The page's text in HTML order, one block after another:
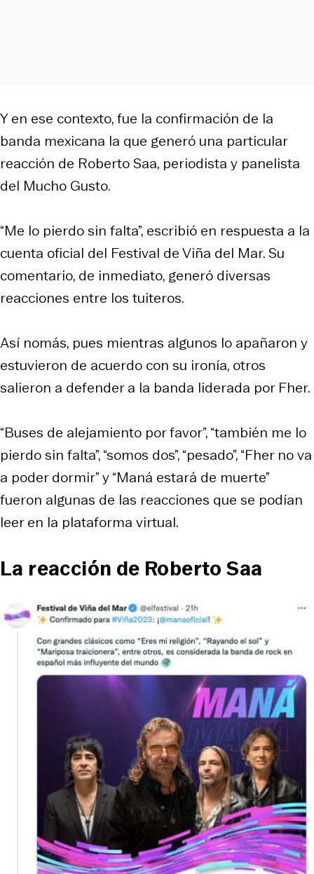
Y en ese contexto, fue la confirmación de la
banda mexicana la que generó una particular
reacción de Roberto Saa, periodista y panelista
del Mucho Gusto.
“Me lo pierdo sin falta”, escribió en respuesta a la
cuenta oficial del Festival de Viña del Mar. Su
comentario, de inmediato, generó diversas
reacciones entre los tuiteros.
Así nomás, pues mientras algunos lo apañaron y
estuvieron de acuerdo con su ironía, otros
salieron a defender a la banda liderada por Fher.
“Buses de alejamiento por favor”, “también me lo
pierdo sin falta”, “somos dos”, “pesado”, “Fher no va
a poder dormir” y “Maná estará de muerte”
fueron algunas de las reacciones que se podían
leer en la plataforma virtual.
La reacción de Roberto Saa